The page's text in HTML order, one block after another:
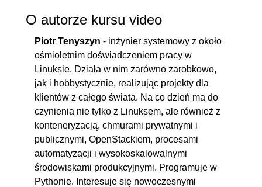
O autorze kursu video
Piotr Tenyszyn - inżynier systemowy z około
ośmioletnim doświadczeniem pracy w
Linuksie. Działa w nim zarówno zarobkowo,
jak i hobbystycznie, realizując projekty dla
klientów z całego świata. Na co dzień ma do
czynienia nie tylko z Linuksem, ale również z
konteneryzacją, chmurami prywatnymi i
publicznymi, OpenStackiem, procesami
automatyzacji i wysokoskalowalnymi
środowiskami produkcyjnymi. Programuje w
Pythonie. Interesuje się nowoczesnymi